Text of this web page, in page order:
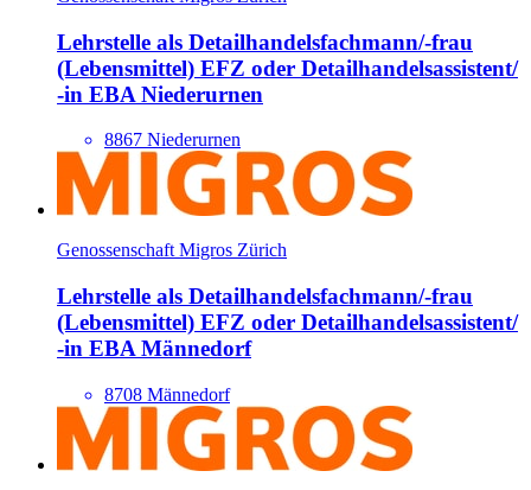
Lehrstelle als Detailhandels­fachmann/​-frau
(Lebensmittel) EFZ oder Detailhandels­assistent/​
-in EBA Niederurnen
8867 Niederurnen
Genossenschaft Migros Zürich
Lehrstelle als Detailhandels­fachmann/​-frau
(Lebensmittel) EFZ oder Detailhandels­assistent/​
-in EBA Männedorf
8708 Männedorf